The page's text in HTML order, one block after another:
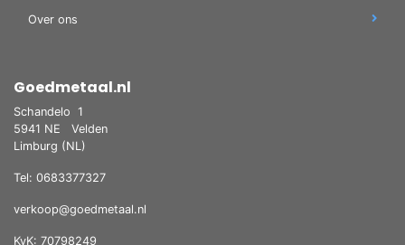
Over ons
Goedmetaal.nl
Schandelo 1
5941 NE
Velden
Limburg (NL)
Tel: 0683377327
verkoop@goedmetaal.nl
KvK: 70798249